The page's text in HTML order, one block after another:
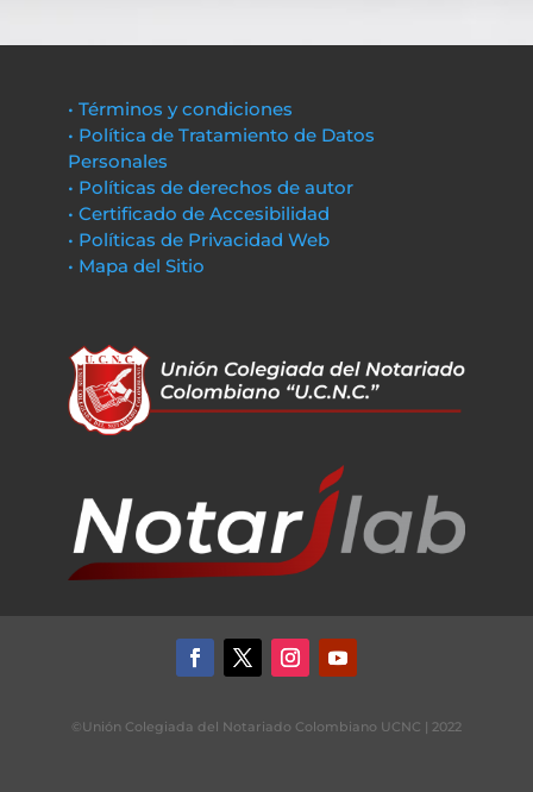
• Términos y condiciones
• Política de Tratamiento de Datos
Personales
• Políticas de derechos de autor
• Certificado de Accesibilidad
• Políticas de Privacidad Web
• Mapa del Sitio
©Unión Colegiada del Notariado Colombiano UCNC | 2022